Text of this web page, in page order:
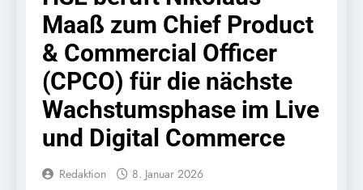
Knopfdruck / Schnelle
Festnahme nach
sexueller Belästigung
Bundespolizeidirektion
München: Bundespolizei
kontrolliert
grenzüberschreitenden
Verkehr / Waffenfund im
Fahrzeug
7. August 2026
Bundespolizeidirektion
München: Schneller
festgenommen als die
Reise nach Ungarn
beendet / Bundespolizei
Ungarn mit
6. August 2026
Bundespolizeidirektion
München: Ausgesetzte
Bamberg aufgefunden –
6. August 2026
Maaß zum Chief Product
& Commercial Officer
(CPCO) für die nächste
Wachstumsphase im Live
und Digital Commerce
Redaktion 8. Januar 2026